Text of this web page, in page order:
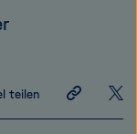
teilen
Link
teilen
Auf
X